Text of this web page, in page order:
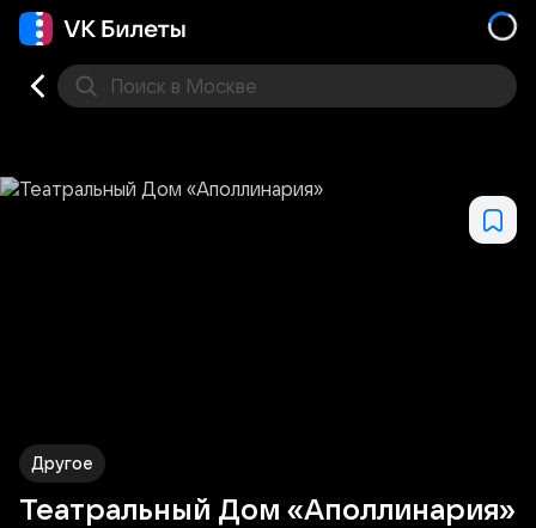
Поиск в Москве
Другое
Театральный Дом «Аполлинария»